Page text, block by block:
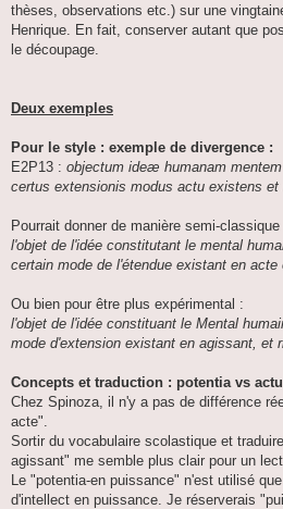
thèses, observations etc.) sur une
Henrique. En fait, conserver autant que
le découpage.
Deux exemples
Pour le style : exemple de divergence :
E2P13 : objectum ideæ humanam
certus extensionis modus actu existens et
Pourrait donner de manière semi-classique
l'objet de l'idée constitutant le mental
certain mode de l'étendue existant en acte
Ou bien pour être plus expérimental :
l'objet de l'idée constituant le Mental
mode d'extension existant en agissant, et
Concepts et traduction : potentia vs
Chez Spinoza, il n'y a pas de différence
acte".
Sortir du vocabulaire scolastique et
agissant" me semble plus clair pour un
Le "potentia-en puissance" n'est utilisé
d'intellect en puissance. Je réserverais